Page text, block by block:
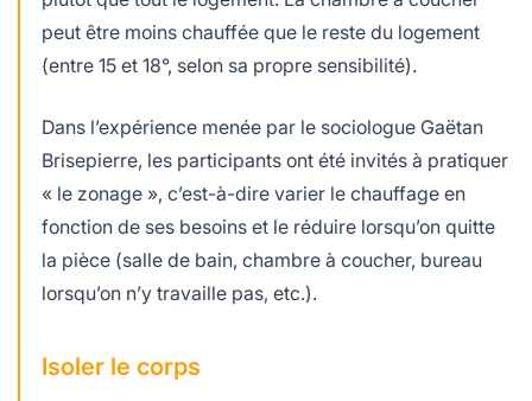
peut être moins chauffée que le reste du logement
(entre 15 et 18°, selon sa propre sensibilité).
Dans l’expérience menée par le sociologue Gaëtan
Brisepierre, les participants ont été invités à pratiquer
« le zonage », c’est-à-dire varier le chauffage en
fonction de ses besoins et le réduire lorsqu’on quitte
la pièce (salle de bain, chambre à coucher, bureau
lorsqu’on n’y travaille pas, etc.).
Isoler le corps